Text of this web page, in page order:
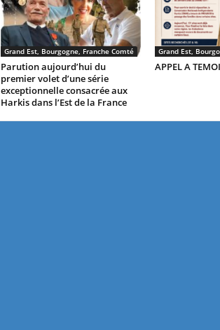
Grand Est, Bourgogne, Franche Comté
Parution aujourd’hui du
premier volet d’une série
exceptionnelle consacrée aux
Harkis dans l’Est de la France
Grand Est,
APPEL A